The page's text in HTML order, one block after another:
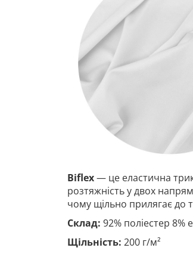
Biflex— це еластична
розтяжність у двох
чому щільно прилягає до
Склад: 92% поліестер 8%
Щільність: 200 г/м²